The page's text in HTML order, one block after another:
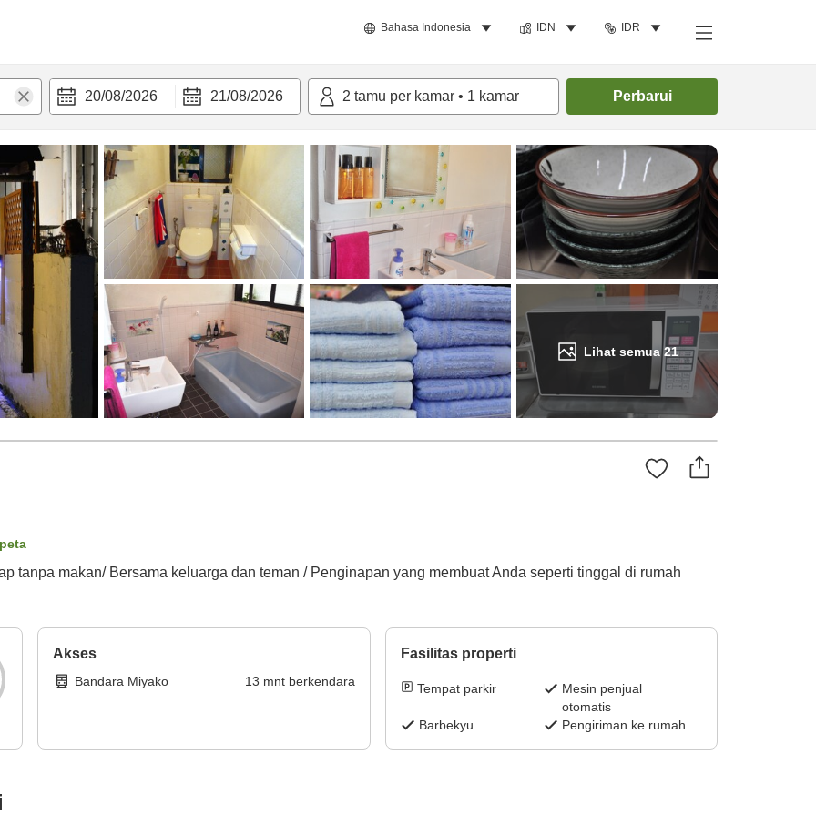
Bahasa Indonesia IDN IDR
20/08/2026 21/08/2026 2 tamu per kamar • 1 kamar Perbarui
Lihat semua21
Cari kamar
tanpa makan/ Bersama keluarga dan teman / Penginapan yang membuat Anda seperti tinggal di rumah
Akses
Bandara Miyako 13 mnt berkendara
Fasilitas properti
Tempat parkir
Mesin penjual
otomatis
Barbekyu
Pengiriman ke rumah